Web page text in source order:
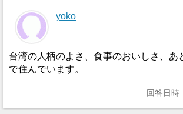
yoko
台湾の人柄のよさ、食事のおいしさ、あ
で住んでいます。
回答日時